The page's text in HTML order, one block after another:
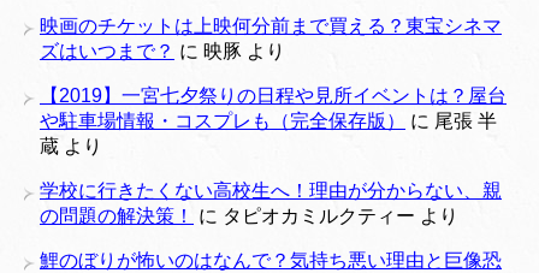
映画のチケットは上映何分前まで買える？東宝シネマ
ズはいつまで？ に 映豚 より
【2019】一宮七夕祭りの日程や見所イベントは？屋台
や駐車場情報・コスプレも（完全保存版）
に 尾張 半
蔵 より
学校に行きたくない高校生へ！理由が分からない、親
の問題の解決策！
に タピオカミルクティー より
鯉のぼりが怖いのはなんで？気持ち悪い理由と巨像恐